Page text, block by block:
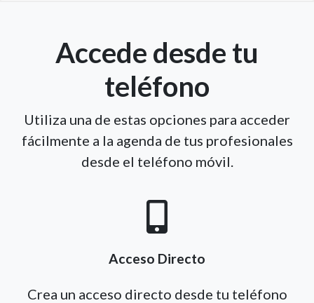
Accede desde tu
teléfono
Utiliza una de estas opciones para acceder
fácilmente a la agenda de tus profesionales
desde el teléfono móvil.
Acceso Directo
Crea un acceso directo desde tu teléfono